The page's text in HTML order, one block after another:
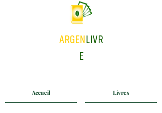
ARGENLIVR
E
Accueil Livres